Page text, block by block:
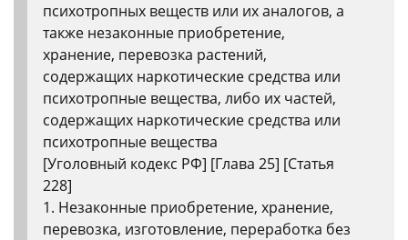
психотропных веществ или их аналогов, а
также незаконные приобретение,
хранение, перевозка растений,
содержащих наркотические средства или
психотропные вещества, либо их частей,
содержащих наркотические средства или
психотропные вещества
[Уголовный кодекс РФ] [Глава 25] [Статья
228]
1. Незаконные приобретение, хранение,
перевозка, изготовление, переработка без